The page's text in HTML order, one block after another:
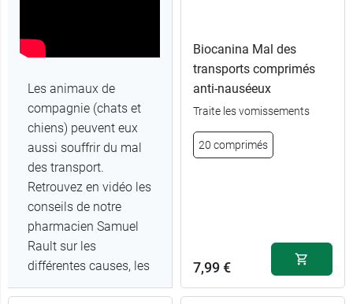
Les animaux de
compagnie (chats et
chiens) peuvent eux
aussi souffrir du mal
des transport.
Retrouvez en vidéo les
conseils de notre
pharmacien Samuel
Rault sur les
différentes causes, les
symptômes et quels
Biocanina Mal des
transports comprimés
anti-nauséeux
Traite les vomissements
20 comprimés
7,99 €